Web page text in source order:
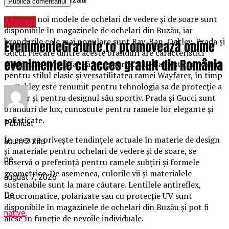
Cele mai noi modele de ochelari de vedere și de soare sunt
disponibile în magazinele de ochelari din Buzău, iar
brandurile cele mai populare sunt Ray-Ban, Oakley, Prada și
Gucci. Fiecare dintre aceste branduri are caracteristici
distinctive care îi fac să se remarce. Ray-Ban este cunoscut
pentru stilul clasic și versatilitatea ramei Wayfarer, în timp
ce Oakley este renumit pentru tehnologia sa de protecție a
ochilor și pentru designul său sportiv. Prada și Gucci sunt
branduri de lux, cunoscute pentru ramele lor elegante și
sofisticate.
În ceea ce privește tendințele actuale în materie de design
și materiale pentru ochelari de vedere și de soare, se
observă o preferință pentru ramele subțiri și formele
geometrice. De asemenea, culorile vii și materialele
sustenabile sunt la mare căutare. Lentilele antireflex,
fotocromatice, polarizate sau cu protecție UV sunt
disponibile în magazinele de ochelari din Buzău și pot fi
alese în funcție de nevoile individuale.
Afaceri
EvenimenteGratuite.ro promovează online
evenimentele cu acces gratuit din România
Publicat
acum 2 zile
pe
august 7, 2026
De
native